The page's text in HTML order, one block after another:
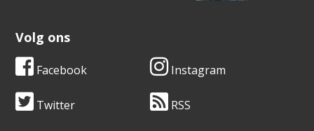
Volg ons
Facebook Instagram
Twitter RSS